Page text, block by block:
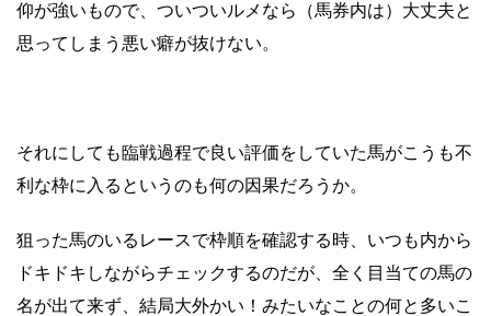
仰が強いもので、ついついルメなら（馬券内は）大丈夫と
思ってしまう悪い癖が抜けない。
それにしても臨戦過程で良い評価をしていた馬がこうも不
利な枠に入るというのも何の因果だろうか。
狙った馬のいるレースで枠順を確認する時、いつも内から
ドキドキしながらチェックするのだが、全く目当ての馬の
名が出て来ず、結局大外かい！みたいなことの何と多いこ